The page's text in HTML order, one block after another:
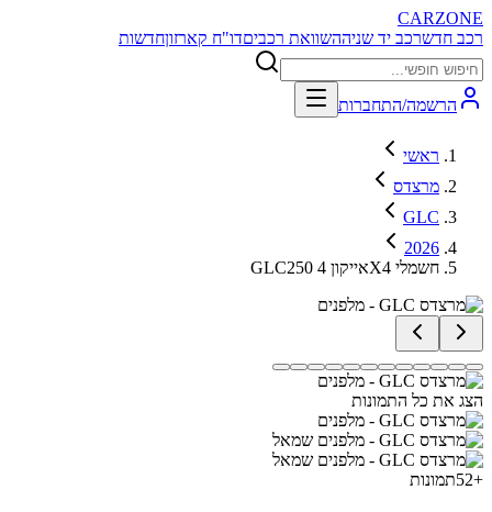
CARZONE
רכב חדשרכב יד שניההשוואת רכביםדו"ח קארזוןחדשות
הרשמה/התחברות
ראשי
מרצדס
GLC
2026
GLC250 אייקון 4X4 חשמלי
הצג את כל התמונות
+
52תמונות